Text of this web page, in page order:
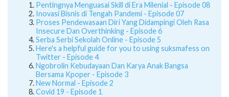
Pentingnya Menguasai Skill di Era Milenial - Episode 08
Inovasi Bisnis di Tengah Pandemi - Episode 07
Proses Pendewasaan Diri Yang Didampingi Oleh Rasa
Insecure Dan Overthinking - Episode 6
Serba Serbi Sekolah Online - Episode 5
Here's a helpful guide for you to using suksmafess on
Twitter - Episode 4
Ngobrolin Kebudayaan Dan Karya Anak Bangsa
Bersama Kpoper - Episode 3
New Normal - Episode 2
Covid 19 - Episode 1